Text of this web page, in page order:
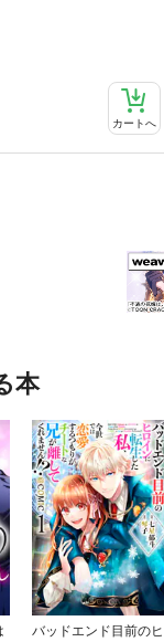
カートへ
本
バッドエンド目前のヒ